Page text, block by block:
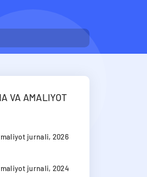
VA AMALIYOT
jurnali, 2026
jurnali, 2024